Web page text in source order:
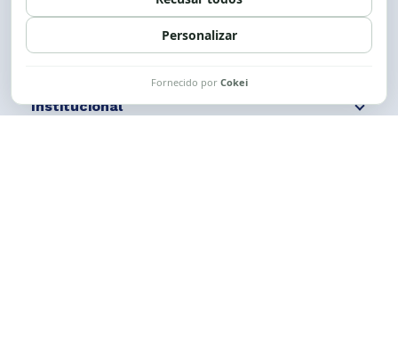
Siga nossas redes Fale conosco
Institucional